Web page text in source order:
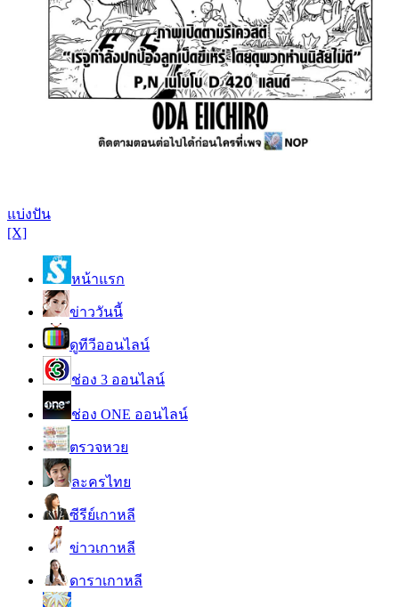
แบ่งปัน
[X]
หน้าแรก
ข่าววันนี้
ดูทีวีออนไลน์
ช่อง 3 ออนไลน์
ช่อง ONE ออนไลน์
ตรวจหวย
ละครไทย
ซีรีย์เกาหลี
ข่าวเกาหลี
ดาราเกาหลี